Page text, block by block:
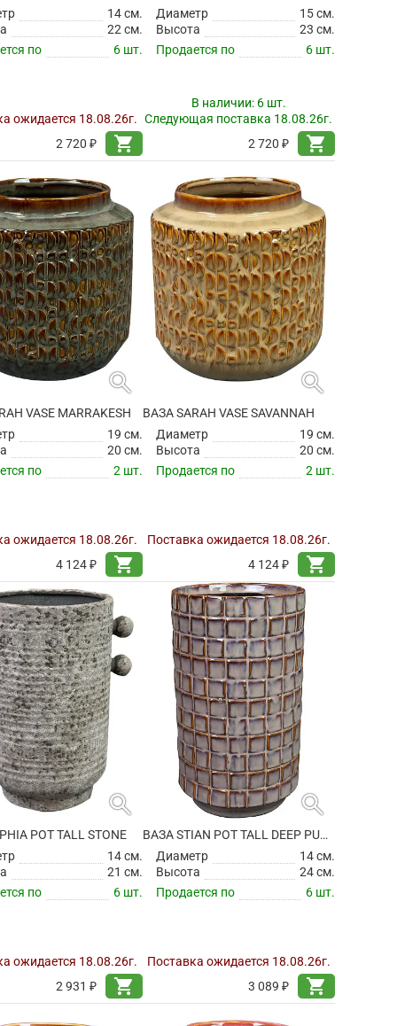
14 см.
22 см.
по
6 шт.
ожидается 18.08.26г.
2 720 ₽
shopping_cart
Диаметр
15 см.
Высота
23 см.
Продается по
6 шт.
В наличии: 6 шт.
Следующая поставка 18.08.26г.
2 720 ₽
shopping_cart
search
VASE MARRAKESH
19 см.
20 см.
по
2 шт.
ожидается 18.08.26г.
4 124 ₽
shopping_cart
search
ВАЗА SARAH VASE SAVANNAH
Диаметр
19 см.
Высота
20 см.
Продается по
2 шт.
Поставка ожидается 18.08.26г.
4 124 ₽
shopping_cart
search
POT TALL STONE
14 см.
21 см.
по
6 шт.
ожидается 18.08.26г.
2 931 ₽
shopping_cart
search
ВАЗА STIAN POT TALL DEEP PURPLE
Диаметр
14 см.
Высота
24 см.
Продается по
6 шт.
Поставка ожидается 18.08.26г.
3 089 ₽
shopping_cart